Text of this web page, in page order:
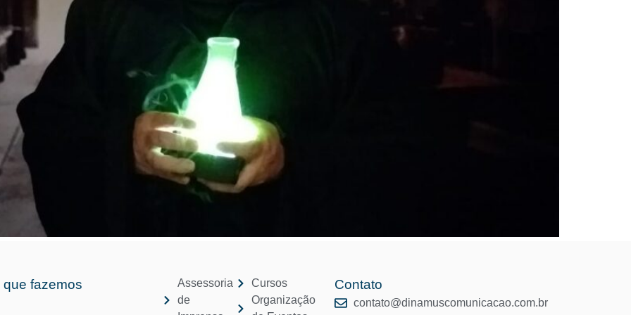
que fazemos
Assessoria
de
Cursos
Organização
Contato
contato@dinamuscomunicacao.com.br